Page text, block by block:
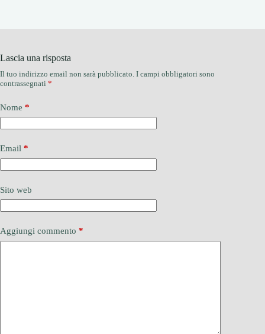
Lascia una risposta
Il tuo indirizzo email non sarà pubblicato. I campi obbligatori sono
contrassegnati *
Nome *
Email *
Sito web
Aggiungi commento *